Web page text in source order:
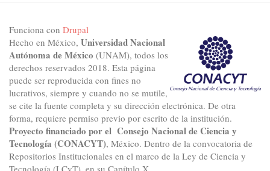
Funciona con Drupal
Hecho en México, Universidad Nacional
Autónoma de México (UNAM), todos los
derechos reservados 2018. Esta página
puede ser reproducida con fines no
lucrativos, siempre y cuando no se mutile,
se cite la fuente completa y su dirección electrónica. De otra
forma, requiere permiso previo por escrito de la institución.
Proyecto financiado por el Consejo Nacional de Ciencia y
Tecnología (CONACYT), México. Dentro de la convocatoria de
Repositorios Institucionales en el marco de la Ley de Ciencia y